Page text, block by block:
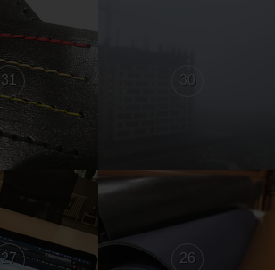
31 30
27 26